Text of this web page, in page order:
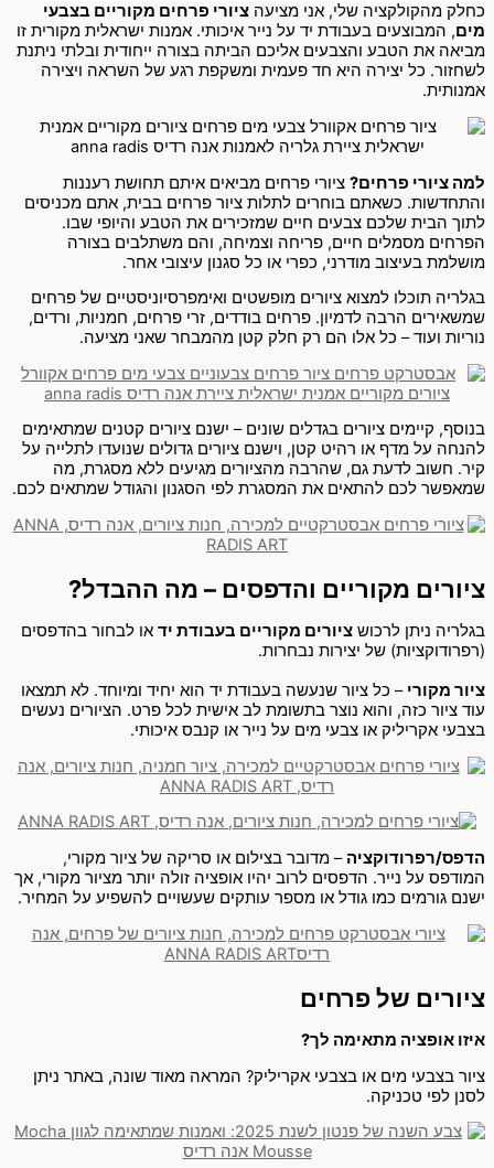
כחלק מהקולקציה שלי, אני מציעה ציורי פרחים מקוריים בצבעי
מים, המבוצעים בעבודת יד על נייר איכותי. אמנות ישראלית מקורית זו
מביאה את הטבע והצבעים אליכם הביתה בצורה ייחודית ובלתי ניתנת
לשחזור. כל יצירה היא חד פעמית ומשקפת רגע של השראה ויצירה
אמנותית.
למה ציורי פרחים? ציורי פרחים מביאים איתם תחושת רעננות
והתחדשות. כשאתם בוחרים לתלות ציור פרחים בבית, אתם מכניסים
לתוך הבית שלכם צבעים חיים שמזכירים את הטבע והיופי שבו.
הפרחים מסמלים חיים, פריחה וצמיחה, והם משתלבים בצורה
מושלמת בעיצוב מודרני, כפרי או כל סגנון עיצובי אחר.
בגלריה תוכלו למצוא ציורים מופשטים ואימפרסיוניסטיים של פרחים
שמשאירים הרבה לדמיון. פרחים בודדים, זרי פרחים, חמניות, ורדים,
נוריות ועוד – כל אלו הם רק חלק קטן מהמבחר שאני מציעה.
בנוסף, קיימים ציורים בגדלים שונים – ישנם ציורים קטנים שמתאימים
להנחה על מדף או רהיט קטן, וישנם ציורים גדולים שנועדו לתלייה על
קיר. חשוב לדעת גם, שהרבה מהציורים מגיעים ללא מסגרת, מה
שמאפשר לכם להתאים את המסגרת לפי הסגנון והגודל שמתאים לכם.
ציורים מקוריים והדפסים – מה ההבדל?
בגלריה ניתן לרכוש ציורים מקוריים בעבודת יד או לבחור בהדפסים
(רפרודוקציות) של יצירות נבחרות.
ציור מקורי – כל ציור שנעשה בעבודת יד הוא יחיד ומיוחד. לא תמצאו
עוד ציור כזה, והוא נוצר בתשומת לב אישית לכל פרט. הציורים נעשים
בצבעי אקריליק או צבעי מים על נייר או קנבס איכותי.
הדפס/רפרודוקציה – מדובר בצילום או סריקה של ציור מקורי,
המודפס על נייר. הדפסים לרוב יהיו אופציה זולה יותר מציור מקורי, אך
ישנם גורמים כמו גודל או מספר עותקים שעשויים להשפיע על המחיר.
ציורים של פרחים
איזו אופציה מתאימה לך?
ציור בצבעי מים או בצבעי אקריליק? המראה מאוד שונה, באתר ניתן
לסנן לפי טכניקה.